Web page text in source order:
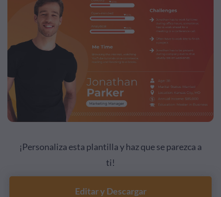
¡Personaliza esta plantilla y haz que se parezca a
ti!
Editar y Descargar